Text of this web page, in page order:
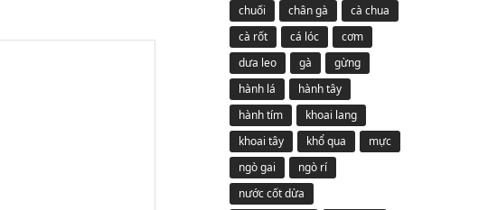
chuối
chân gà
cà chua
cà rốt
cá lóc
cơm
dưa leo
gà
gừng
hành lá
hành tây
hành tím
khoai lang
khoai tây
khổ qua
mực
ngò gai
ngò rí
nước cốt dừa